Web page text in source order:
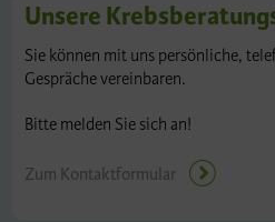
Unsere
Sie können mit uns persönliche,
Gespräche vereinbaren.
Bitte melden Sie sich an!
Zum Kontaktformular